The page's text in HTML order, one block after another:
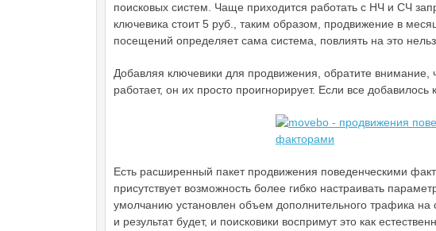
поисковых систем. Чаще приходится работать с НЧ и СЧ
ключевика стоит 5 руб., таким образом, продвижение в
посещений определяет сама система, повлиять на это
Добавляя ключевики для продвижения, обратите
работает, он их просто проигнорирует. Если все добавилось
Есть расширенный пакет продвижения поведенческими
присутствует возможность более гибко настраивать
умолчанию установлен объем дополнительного трафика на
и результат будет, и поисковики воспримут это как